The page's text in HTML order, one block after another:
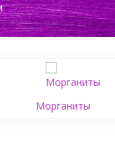
Морганиты